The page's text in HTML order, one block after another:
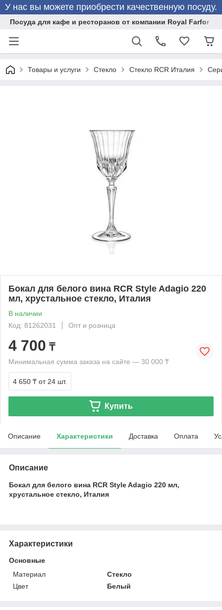
У нас вы можете приобрести качественную посуду.
Посуда для кафе и ресторанов от компании Royal Farfor
Товары и услуги Стекло Стекло RCR Италия
Бокал для белого вина RCR Style Adagio 220
мл, хрустальное стекло, Италия
В наличии
Код: 81262031
Опт и розница
4 700 ₸
Минимальная сумма заказа на сайте — 30 000 ₸
4 650 ₸ от 24 шт.
Купить
Описание Характеристики Доставка Оплата
Описание
Бокал для белого вина RCR Style Adagio 220 мл,
хрустальное стекло, Италия
Характеристики
Основные
Материал
Стекло
Цвет
Белый